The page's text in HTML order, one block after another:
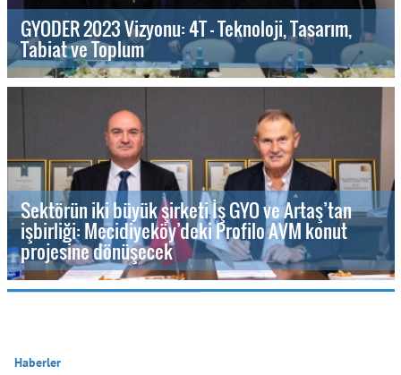
GYODER 2023 Vizyonu: 4T - Teknoloji, Tasarım,
Tabiat ve Toplum
Sektörün iki büyük şirketi İş GYO ve Artaş’tan
işbirliği: Mecidiyeköy’deki Profilo AVM konut
projesine dönüşecek
Haberler